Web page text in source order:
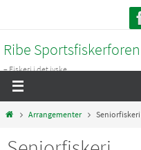
content
Ribe
– Fiskeri i det jyske...
HomeArrangementer Seniorfiskeri